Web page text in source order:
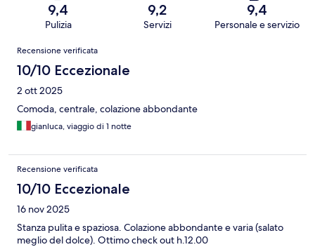
9,4
Pulizia
9,2
Servizi
9,4
Personale e servizio
Recensioni
Recensione verificata
10/10 Eccezionale
2 ott 2025
Comoda, centrale, colazione abbondante
gianluca, viaggio di 1 notte
Recensione verificata
10/10 Eccezionale
16 nov 2025
Stanza pulita e spaziosa. Colazione abbondante e varia (salato
meglio del dolce). Ottimo check out h.12.00